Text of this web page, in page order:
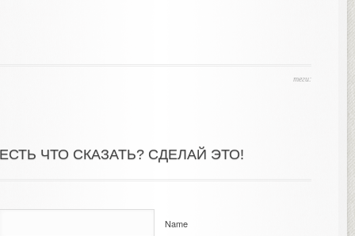
теги:
ЧТО СКАЗАТЬ? СДЕЛАЙ ЭТО!
Name